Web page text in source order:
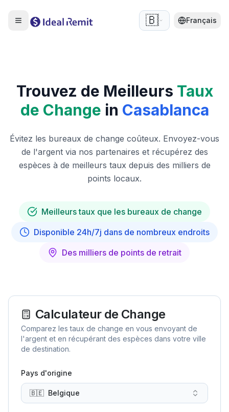
🇧🇪 Français
Trouvez de Meilleurs Taux
de Change in Casablanca
Évitez les bureaux de change coûteux. Envoyez-vous
de l'argent via nos partenaires et récupérez des
espèces à de meilleurs taux depuis des milliers de
points locaux.
Meilleurs taux que les bureaux de change
Disponible 24h/7j dans de nombreux endroits
Des milliers de points de retrait
Calculateur de Change
Comparez les taux de change en vous envoyant de
l'argent et en récupérant des espèces dans votre ville
de destination.
Pays d'origine
🇧🇪 Belgique